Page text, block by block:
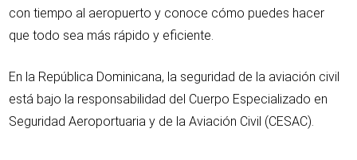
con tiempo al aeropuerto y conoce cómo puedes hacer
que todo sea más rápido y eficiente.
En la República Dominicana, la seguridad de la aviación civil
está bajo la responsabilidad del Cuerpo Especializado en
Seguridad Aeroportuaria y de la Aviación Civil (CESAC).